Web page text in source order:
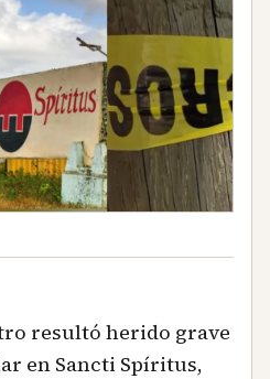
resultó herido grave
en Sancti Spíritus,